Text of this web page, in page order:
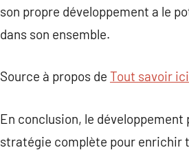
son propre développement a le
dans son ensemble.
Source à propos de Tout savoir ici
En conclusion, le
stratégie complète pour enrichir